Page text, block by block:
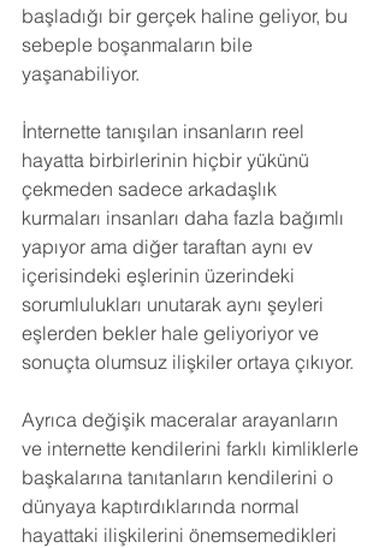
başladığı bir gerçek haline geliyor, bu
sebeple boşanmaların bile
yaşanabiliyor.
İnternette tanışılan insanların reel
hayatta birbirlerinin hiçbir yükünü
çekmeden sadece arkadaşlık
kurmaları insanları daha fazla bağımlı
yapıyor ama diğer taraftan aynı ev
içerisindeki eşlerinin üzerindeki
sorumlulukları unutarak aynı şeyleri
eşlerden bekler hale geliyoriyor ve
sonuçta olumsuz ilişkiler ortaya çıkıyor.
Ayrıca değişik maceralar arayanların
ve internette kendilerini farklı kimliklerle
başkalarına tanıtanların kendilerini o
dünyaya kaptırdıklarında normal
hayattaki ilişkilerini önemsemedikleri